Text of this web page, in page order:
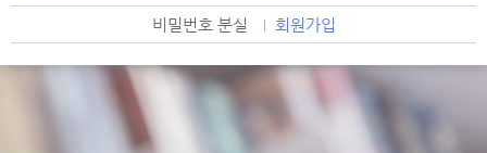
비밀번호 분실 회원가입